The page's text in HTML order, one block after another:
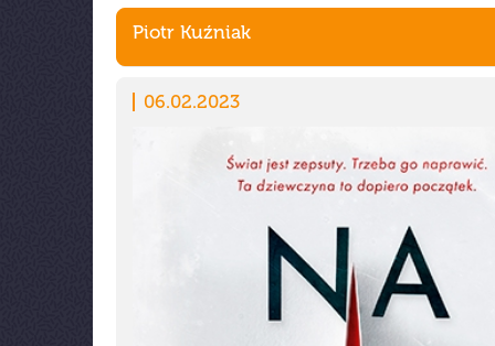
Piotr Kuźniak
06.02.2023